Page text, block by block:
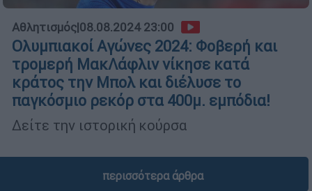
Αθλητισμός|08.08.2024 23:00
Ολυμπιακοί Αγώνες 2024: Φοβερή και
τρομερή ΜακΛάφλιν νίκησε κατά
κράτος την Μπολ και διέλυσε το
παγκόσμιο ρεκόρ στα 400μ. εμπόδια!
Δείτε την ιστορική κούρσα
περισσότερα άρθρα